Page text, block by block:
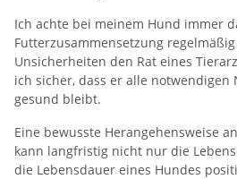
Ich achte bei meinem Hund immer
Futterzusammensetzung
Unsicherheiten den Rat eines
ich sicher, dass er alle
gesund bleibt.
Eine bewusste Herangehensweise
kann langfristig nicht nur die
die Lebensdauer eines Hundes